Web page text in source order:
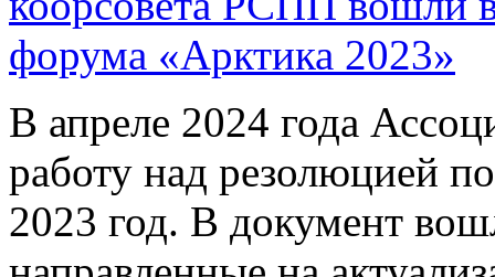
В апреле 2024 года
работу над резолюцией
2023 год. В документ